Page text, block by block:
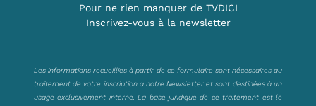
Pour ne rien manquer de TVDICI
Inscrivez-vous à la newsletter
Les informations recueillies à partir de ce formulaire sont nécessaires au
traitement de votre inscription à notre Newsletter et sont destinées à un
usage exclusivement interne. La base juridique de ce traitement est le